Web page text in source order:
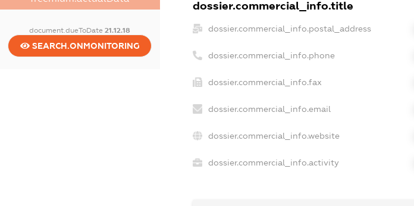
document.dueToDate21.12.18
SEARCH.ONMONITORING
dossier.commercial_info.title
dossier.commercial_info.postal_address
dossier.commercial_info.phone
dossier.commercial_info.fax
dossier.commercial_info.email
dossier.commercial_info.website
dossier.commercial_info.activity